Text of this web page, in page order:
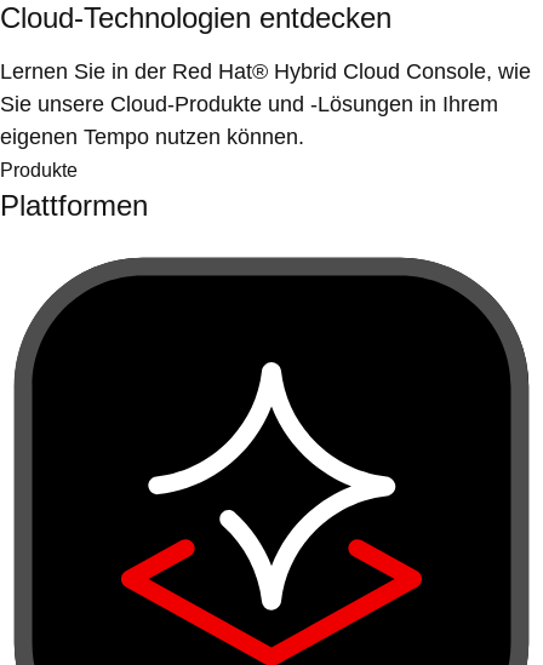
Cloud-Technologien entdecken
Lernen Sie in der Red Hat® Hybrid Cloud Console, wie
Sie unsere Cloud-Produkte und -Lösungen in Ihrem
eigenen Tempo nutzen können.
Produkte
Plattformen